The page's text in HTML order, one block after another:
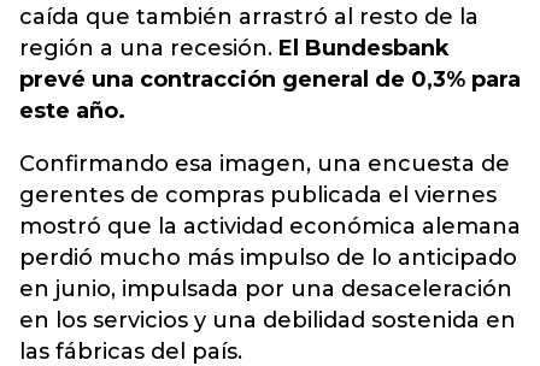
caída que también arrastró al resto de la
región a una recesión. El Bundesbank
prevé una contracción general de 0,3% para
este año.
Confirmando esa imagen, una encuesta de
gerentes de compras publicada el viernes
mostró que la actividad económica alemana
perdió mucho más impulso de lo anticipado
en junio, impulsada por una desaceleración
en los servicios y una debilidad sostenida en
las fábricas del país.